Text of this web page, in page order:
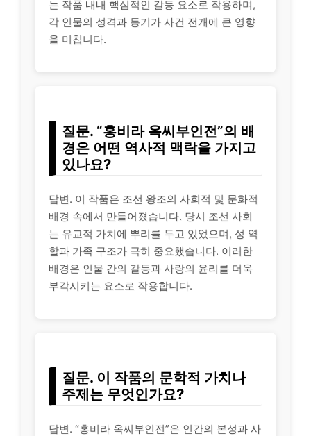
는 작품 내내 핵심적인 갈등 요소로 작용하며,
각 인물의 성격과 동기가 사건 전개에 큰 영향
을 미칩니다.
질문. “홍비라 옥씨부인전”의 배
경은 어떤 역사적 맥락을 가지고
있나요?
답변. 이 작품은 조선 왕조의 사회적 및 문화적
배경 속에서 만들어졌습니다. 당시 조선 사회
는 유교적 가치에 뿌리를 두고 있었으며, 성 역
할과 가족 구조가 극히 중요했습니다. 이러한
배경은 인물 간의 갈등과 사랑의 윤리를 더욱
부각시키는 요소로 작용합니다.
질문. 이 작품의 문학적 가치나
주제는 무엇인가요?
답변. “홍비라 옥씨부인전”은 인간의 본성과 사